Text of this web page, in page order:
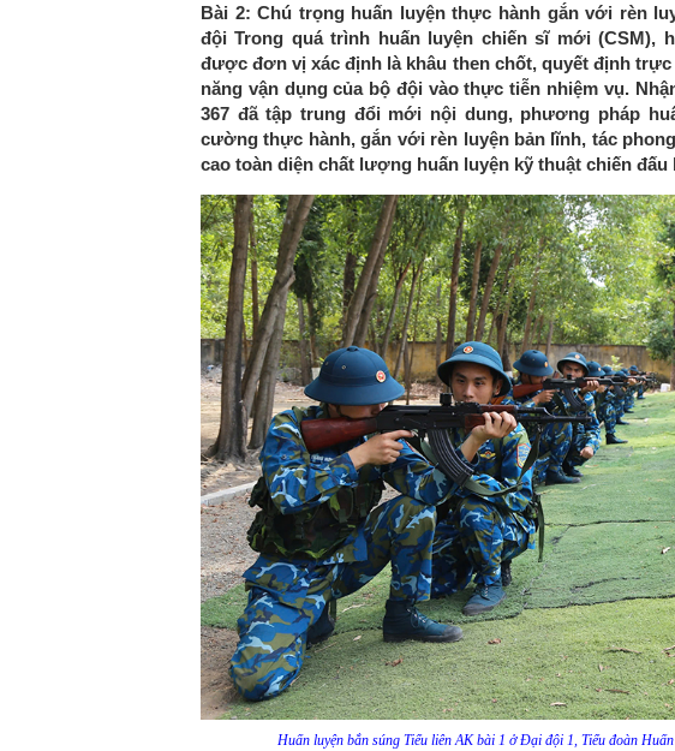
Bài 2: Chú trọng huấn luyện thực hành gắn với rèn
đội Trong quá trình huấn luyện chiến sĩ mới (CSM),
được đơn vị xác định là khâu then chốt, quyết định
năng vận dụng của bộ đội vào thực tiễn nhiệm vụ.
367 đã tập trung đổi mới nội dung, phương pháp
cường thực hành, gắn với rèn luyện bản lĩnh, tác
cao toàn diện chất lượng huấn luyện kỹ thuật chiến đấu
Huấn luyện bắn súng Tiểu liên AK bài 1 ở Đại đội 1, Tiểu đoàn